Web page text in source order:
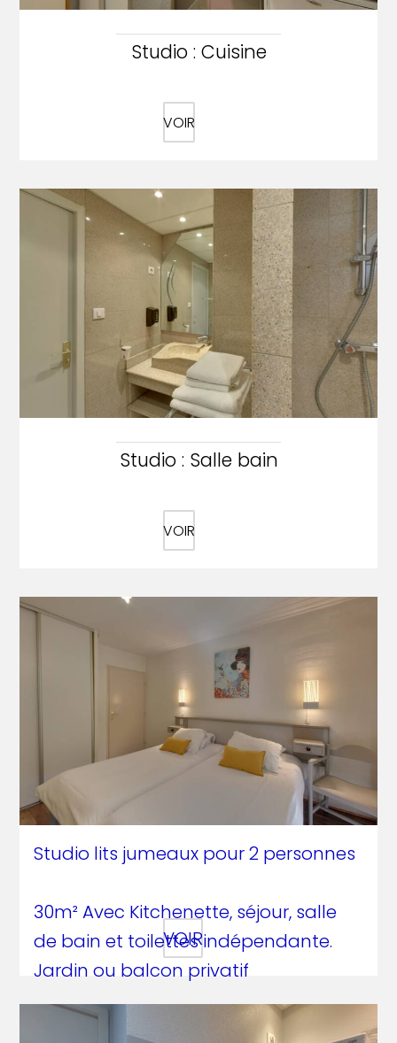
Studio : Cuisine
VOIR
Studio : Salle bain
VOIR
Studio lits jumeaux pour 2 personnes
30m² Avec Kitchenette, séjour, salle
de bain et toilettes indépendante.
Jardin ou balcon privatif
87€ / nuit + 1,65€ taxe de séjour par
VOIR